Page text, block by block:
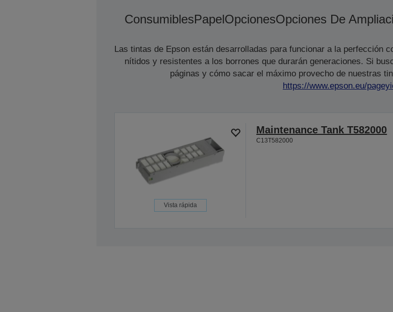
ConsumiblesPapelOpcionesOpciones De
Las tintas de Epson están desarrolladas para funcionar a la perfección
nítidos y resistentes a los borrones que durarán generaciones. Si
páginas y cómo sacar el máximo provecho de nuestras
https://www.epson.eu/
Vista rápida
Maintenance Tank T582000
C13T582000